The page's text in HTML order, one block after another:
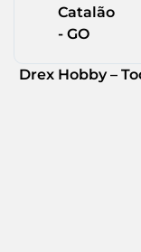
Catalão
- GO
Drex Hobby –